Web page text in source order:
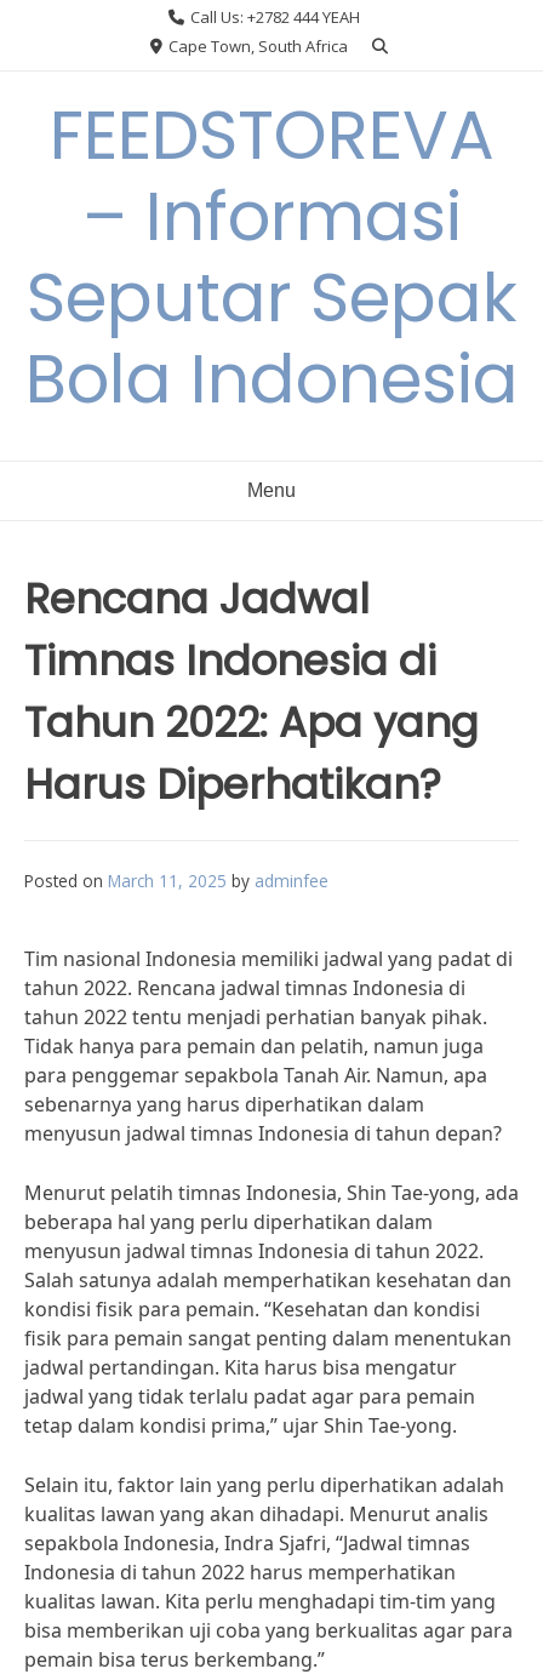
Call Us: +2782 444 YEAH
Cape Town, South Africa
FEEDSTOREVA
– Informasi
Seputar Sepak
Bola Indonesia
Menu
Rencana Jadwal
Timnas Indonesia di
Tahun 2022: Apa yang
Harus Diperhatikan?
Posted on March 11, 2025 by adminfee
Tim nasional Indonesia memiliki jadwal yang padat di
tahun 2022. Rencana jadwal timnas Indonesia di
tahun 2022 tentu menjadi perhatian banyak pihak.
Tidak hanya para pemain dan pelatih, namun juga
para penggemar sepakbola Tanah Air. Namun, apa
sebenarnya yang harus diperhatikan dalam
menyusun jadwal timnas Indonesia di tahun depan?
Menurut pelatih timnas Indonesia, Shin Tae-yong, ada
beberapa hal yang perlu diperhatikan dalam
menyusun jadwal timnas Indonesia di tahun 2022.
Salah satunya adalah memperhatikan kesehatan dan
kondisi fisik para pemain. “Kesehatan dan kondisi
fisik para pemain sangat penting dalam menentukan
jadwal pertandingan. Kita harus bisa mengatur
jadwal yang tidak terlalu padat agar para pemain
tetap dalam kondisi prima,” ujar Shin Tae-yong.
Selain itu, faktor lain yang perlu diperhatikan adalah
kualitas lawan yang akan dihadapi. Menurut analis
sepakbola Indonesia, Indra Sjafri, “Jadwal timnas
Indonesia di tahun 2022 harus memperhatikan
kualitas lawan. Kita perlu menghadapi tim-tim yang
bisa memberikan uji coba yang berkualitas agar para
pemain bisa terus berkembang.”